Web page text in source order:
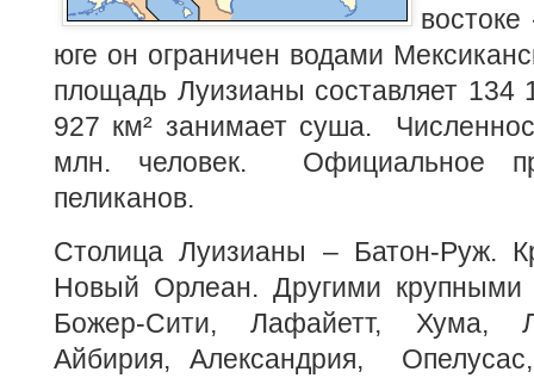
юге он ограничен водами
площадь Луизианы составляет 134
927 км² занимает суша.
млн. человек. Официальное
пеликанов.
Столица Луизианы – Батон-Руж.
Новый Орлеан. Другими крупными
Божер-Сити, Лафайетт, Хума,
Айбирия, Александрия,